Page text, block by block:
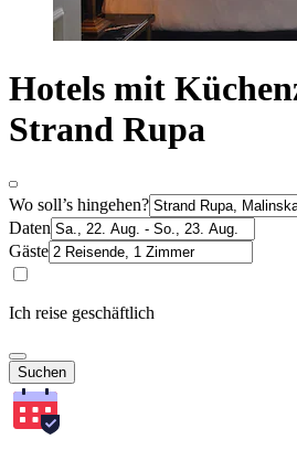
Hotels mit
Strand Rupa
Wo soll’s hingehen?
Daten
Gäste
Ich reise geschäftlich
Suchen